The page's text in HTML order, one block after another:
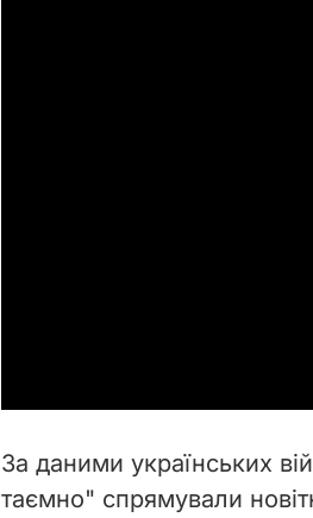
За даними українських
таємно" спрямували